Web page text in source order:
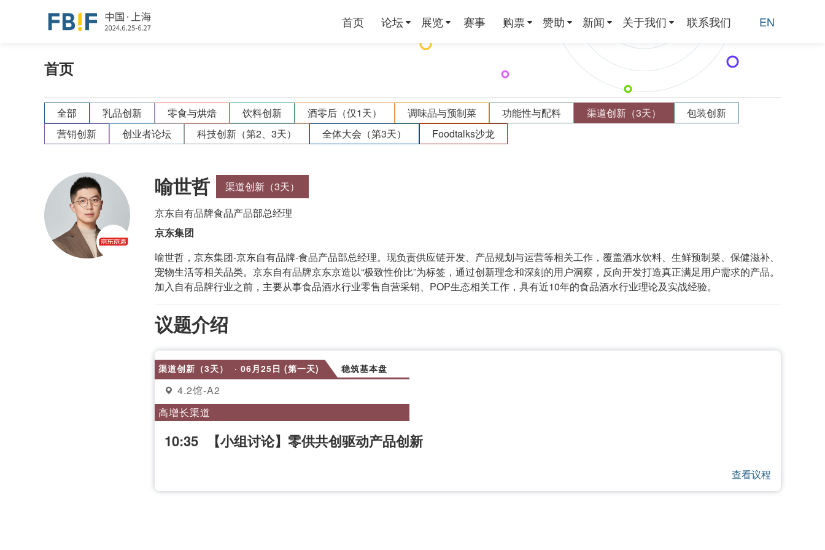
首页 论坛 展览 赛事 购票 赞助 新闻 关于我们 联系我们 EN
首页
全部 乳品创新 零食与烘焙 饮料创新 酒零后（仅1天） 调味品与预制菜 功能性与配料 渠道创新（3天）
包装创新
营销创新
创业者论坛 科技创新（第2、3天） 全体大会（第3天） Foodtalks沙龙
喻世哲
渠道创新（3天）
京东自有品牌食品产品部总经理
京东集团
喻世哲，京东集团-京东自有品牌-食品产品部总经理。现负责供应链开发、产品规划与运营等相关工作，覆盖酒水饮料、生鲜预制菜、保健滋补、
宠物生活等相关品类。京东自有品牌京东京造以“极致性价比”为标签，通过创新理念和深刻的用户洞察，反向开发打造真正满足用户需求的产品。
加入自有品牌行业之前，主要从事食品酒水行业零售自营采销、POP生态相关工作，具有近10年的食品酒水行业理论及实战经验。
议题介绍
渠道创新（3天） · 06月25日 (第一天) 稳筑基本盘
4.2馆-A2
高增长渠道
10:35 【小组讨论】零供共创驱动产品创新
查看议程